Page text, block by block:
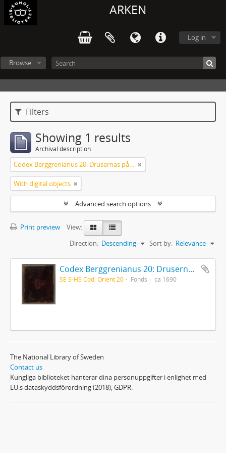
ARKEN
Log in
Browse
Filters
Showing 1 results
Archival description
Codex Berggrenianus 20: Drusernas på Libanon heliga bok
With digital objects
Advanced search options
Print preview
View:
Sort by: Relevance
Direction: Descending
Codex Berggrenianus 20: Drusernas på Libanon heliga bok
SE S-HS Cod. Orient 20 Fonds ca 1690
The National Library of Sweden
Contact us
Kungliga biblioteket hanterar dina personuppgifter i enlighet med
EU:s dataskyddsförordning (2018), GDPR.